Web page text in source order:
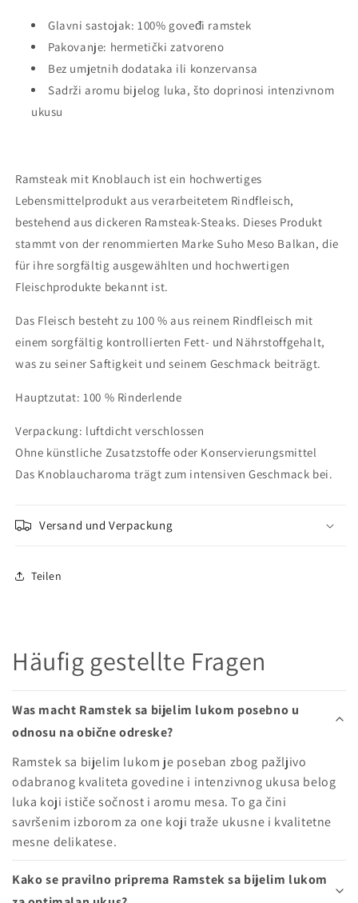
Glavni sastojak: 100% goveđi ramstek
Pakovanje: hermetički zatvoreno
Bez umjetnih dodataka ili konzervansa
Sadrži aromu bijelog luka, što doprinosi intenzivnom
ukusu
Ramsteak mit Knoblauch ist ein hochwertiges
Lebensmittelprodukt aus verarbeitetem Rindfleisch,
bestehend aus dickeren Ramsteak-Steaks. Dieses Produkt
stammt von der renommierten Marke Suho Meso Balkan, die
für ihre sorgfältig ausgewählten und hochwertigen
Fleischprodukte bekannt ist.
Das Fleisch besteht zu 100 % aus reinem Rindfleisch mit
einem sorgfältig kontrollierten Fett- und Nährstoffgehalt,
was zu seiner Saftigkeit und seinem Geschmack beiträgt.
Hauptzutat: 100 % Rinderlende
Verpackung: luftdicht verschlossen
Ohne künstliche Zusatzstoffe oder Konservierungsmittel
Das Knoblaucharoma trägt zum intensiven Geschmack bei.
Versand und Verpackung
Teilen
Häufig gestellte Fragen
Was macht Ramstek sa bijelim lukom posebno u
odnosu na obične odreske?
Ramstek sa bijelim lukom je poseban zbog pažljivo
odabranog kvaliteta govedine i intenzivnog ukusa belog
luka koji ističe sočnost i aromu mesa. To ga čini
savršenim izborom za one koji traže ukusne i kvalitetne
mesne delikatese.
Kako se pravilno priprema Ramstek sa bijelim lukom